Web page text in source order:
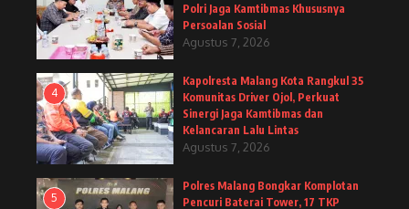
Polri Jaga Kamtibmas Khususnya
Persoalan Sosial
Agustus 7, 2026
4
Kapolresta Malang Kota Rangkul 35
Komunitas Driver Ojol, Perkuat
Sinergi Jaga Kamtibmas dan
Kelancaran Lalu Lintas
Agustus 7, 2026
5
Polres Malang Bongkar Komplotan
Pencuri Baterai Tower, 17 TKP